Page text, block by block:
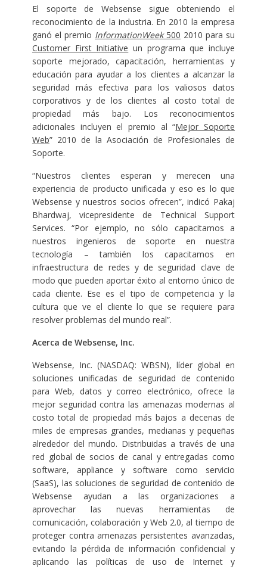
El soporte de Websense sigue obteniendo el
reconocimiento de la industria. En 2010 la empresa
ganó el premio InformationWeek500 2010 para su
Customer First Initiative un programa que incluye
soporte mejorado, capacitación, herramientas y
educación para ayudar a los clientes a alcanzar la
seguridad más efectiva para los valiosos datos
corporativos y de los clientes al costo total de
propiedad más bajo. Los reconocimientos
adicionales incluyen el premio al “Mejor Soporte
Web” 2010 de la Asociación de Profesionales de
Soporte.
“Nuestros clientes esperan y merecen una
experiencia de producto unificada y eso es lo que
Websense y nuestros socios ofrecen”, indicó Pakaj
Bhardwaj, vicepresidente de Technical Support
Services. “Por ejemplo, no sólo capacitamos a
nuestros ingenieros de soporte en nuestra
tecnología – también los capacitamos en
infraestructura de redes y de seguridad clave de
modo que pueden aportar éxito al entorno único de
cada cliente. Ese es el tipo de competencia y la
cultura que ve el cliente lo que se requiere para
resolver problemas del mundo real”.
Acerca de Websense, Inc.
Websense, Inc. (NASDAQ: WBSN), líder global en
soluciones unificadas de seguridad de contenido
para Web, datos y correo electrónico, ofrece la
mejor seguridad contra las amenazas modernas al
costo total de propiedad más bajos a decenas de
miles de empresas grandes, medianas y pequeñas
alrededor del mundo. Distribuidas a través de una
red global de socios de canal y entregadas como
software, appliance y software como servicio
(SaaS), las soluciones de seguridad de contenido de
Websense ayudan a las organizaciones a
aprovechar las nuevas herramientas de
comunicación, colaboración y Web 2.0, al tiempo de
proteger contra amenazas persistentes avanzadas,
evitando la pérdida de información confidencial y
aplicando las políticas de uso de Internet y